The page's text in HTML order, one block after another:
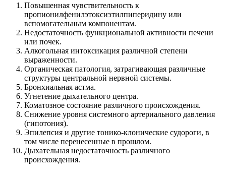
Повышенная чувствительность к
пропионилфенилэтоксиэтилпиперидину или
вспомогательным компонентам.
Недостаточность функциональной активности печени
или почек.
Алкогольная интоксикация различной степени
выраженности.
Органическая патология, затрагивающая различные
структуры центральной нервной системы.
Бронхиальная астма.
Угнетение дыхательного центра.
Коматозное состояние различного происхождения.
Снижение уровня системного артериального давления
(гипотония).
Эпилепсия и другие тонико-клонические судороги, в
том числе перенесенные в прошлом.
Дыхательная недостаточность различного
происхождения.